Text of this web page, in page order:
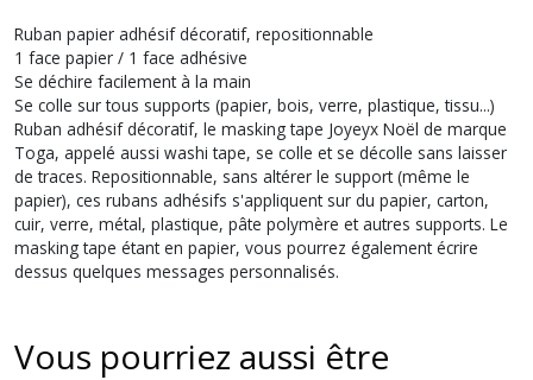
Ruban papier adhésif décoratif, repositionnable
1 face papier / 1 face adhésive
Se déchire facilement à la main
Se colle sur tous supports (papier, bois, verre, plastique, tissu...)
Ruban adhésif décoratif, le masking tape Joyeyx Noël de marque
Toga, appelé aussi washi tape, se colle et se décolle sans laisser
de traces. Repositionnable, sans altérer le support (même le
papier), ces rubans adhésifs s'appliquent sur du papier, carton,
cuir, verre, métal, plastique, pâte polymère et autres supports. Le
masking tape étant en papier, vous pourrez également écrire
dessus quelques messages personnalisés.
Vous pourriez aussi être